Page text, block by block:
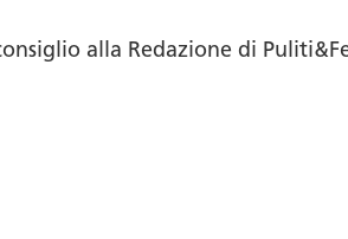
alla Redazione di